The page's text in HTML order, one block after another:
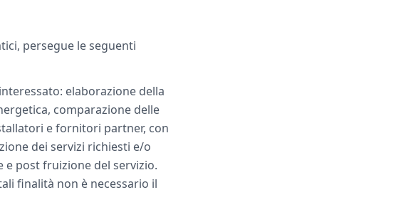
persegue le seguenti
elaborazione della
comparazione delle
e fornitori partner, con
dei servizi richiesti e/o
post fruizione del servizio.
finalità non è necessario il